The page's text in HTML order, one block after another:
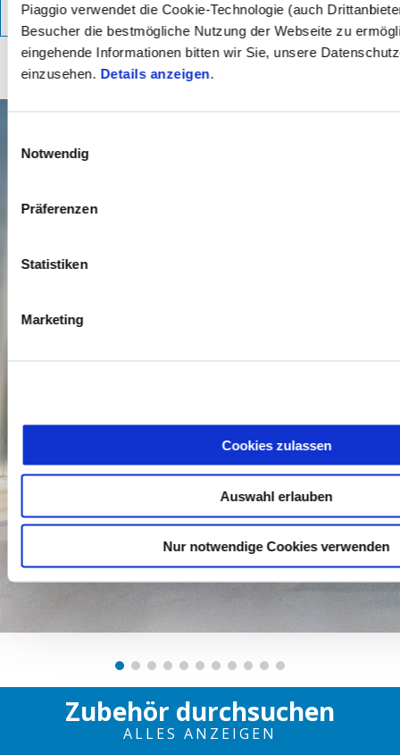
Piaggio verwendet die Cookie-Technologie (auch
Besucher die bestmögliche Nutzung der Webseite zu
eingehende Informationen bitten wir Sie, unsere
einzusehen. Details anzeigen.
Notwendig
Präferenzen
Statistiken
Marketing
Cookies zulassen
Auswahl erlauben
Nur notwendige Cookies verwenden
TECHNISCHE DETAILS
1/11
Zubehör durchsuchen
ALLES ANZEIGEN